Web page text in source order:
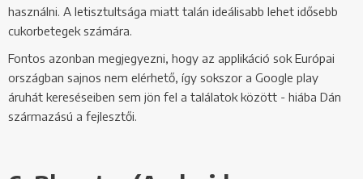
használni. A letisztultsága miatt talán ideálisabb lehet idősebb
cukorbetegek számára.
Fontos azonban megjegyezni, hogy az applikáció sok Európai
országban sajnos nem elérhető, így sokszor a Google play
áruhát kereséseiben sem jön fel a találatok között - hiába Dán
származású a fejlesztői.